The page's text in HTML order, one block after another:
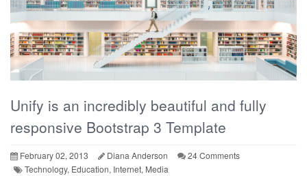
Unify is an incredibly beautiful and fully
responsive Bootstrap 3 Template
February 02, 2013 Diana Anderson
24 Comments
Technology, Education, Internet, Media